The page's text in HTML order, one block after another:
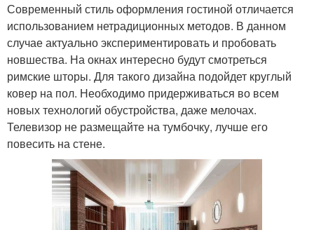
Современный стиль оформления гостиной отличается
использованием нетрадиционных методов. В данном
случае актуально экспериментировать и пробовать
новшества. На окнах интересно будут смотреться
римские шторы. Для такого дизайна подойдет круглый
ковер на пол. Необходимо придерживаться во всем
новых технологий обустройства, даже мелочах.
Телевизор не размещайте на тумбочку, лучше его
повесить на стене.